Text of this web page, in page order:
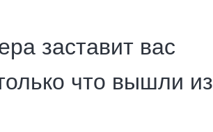
заставит вас
что вышли из